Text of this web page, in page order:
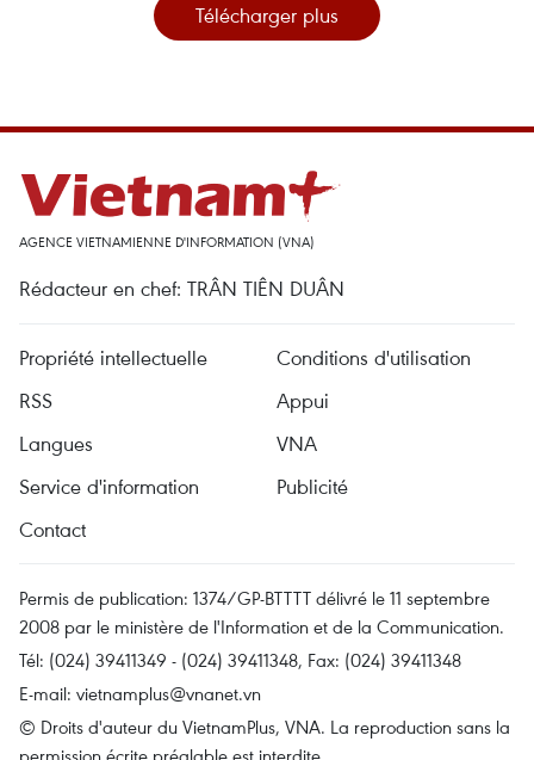
Télécharger plus
AGENCE VIETNAMIENNE D'INFORMATION (VNA)
Rédacteur en chef: TRÂN TIÊN DUÂN
Propriété intellectuelle
Conditions d'utilisation
RSS
Appui
Langues
VNA
Service d'information
Publicité
Contact
Permis de publication: 1374/GP-BTTTT délivré le 11 septembre
2008 par le ministère de l'Information et de la Communication.
Tél: (024) 39411349 - (024) 39411348, Fax: (024) 39411348
E-mail: vietnamplus@vnanet.vn
© Droits d'auteur du VietnamPlus, VNA. La reproduction sans la
permission écrite préalable est interdite.